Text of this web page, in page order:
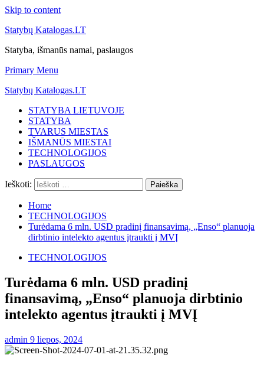
Skip to content
Statybų Katalogas.LT
Statyba, išmanūs namai, paslaugos
Primary Menu
Statybų Katalogas.LT
STATYBA LIETUVOJE
STATYBA
TVARUS MIESTAS
IŠMANŪS MIESTAI
TECHNOLOGIJOS
PASLAUGOS
Ieškoti:
Home
TECHNOLOGIJOS
Turėdama 6 mln. USD pradinį finansavimą, „Enso“ planuoja
dirbtinio intelekto agentus įtraukti į MVĮ
TECHNOLOGIJOS
Turėdama 6 mln. USD pradinį
finansavimą, „Enso“ planuoja dirbtinio
intelekto agentus įtraukti į MVĮ
admin 9 liepos, 2024